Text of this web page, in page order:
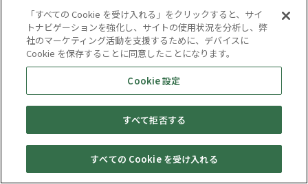
キャンペーン 店舗一覧 Web予約 買取情報 宅配買取
「すべての Cookie を受け入れる」をクリックすると、サイ
トナビゲーションを強化し、サイトの使用状況を分析し、弊
社のマーケティング活動を支援するために、デバイスに
Cookie を保存することに同意したことになります。
Cookie 設定
すべて拒否する
すべての Cookie を受け入れる